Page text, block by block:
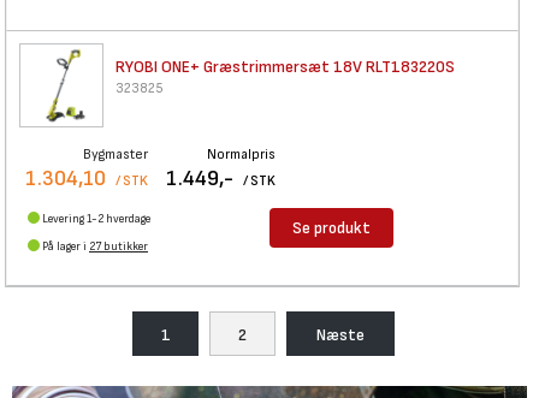
RYOBI ONE+ Græstrimmersæt 18VRLT183220S
323825
Bygmaster
1.304,10 / STK
Normalpris
1.449,- / STK
Levering 1-2 hverdage
På lager i 27 butikker
Se produkt
1 2 Næste